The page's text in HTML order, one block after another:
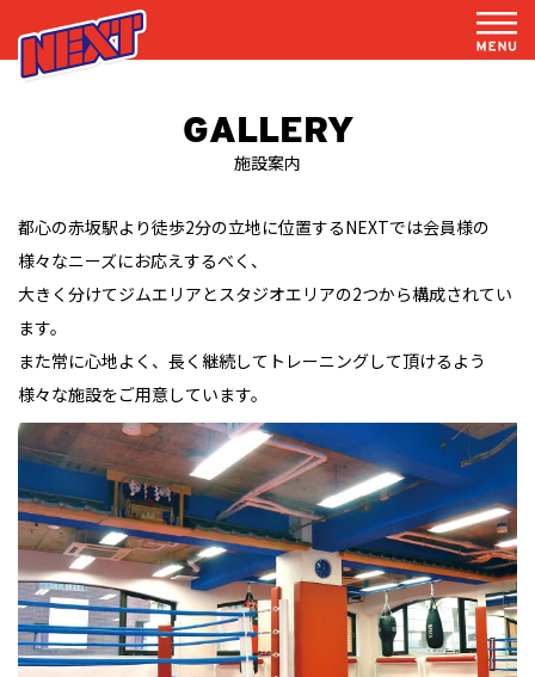
GALLERY
施設案内
都心の赤坂駅より徒歩2分の立地に位置するNEXTでは会員様の
様々なニーズにお応えするべく、
大きく分けてジムエリアとスタジオエリアの2つから構成されてい
ます。
また常に心地よく、長く継続してトレーニングして頂けるよう
様々な施設をご用意しています。